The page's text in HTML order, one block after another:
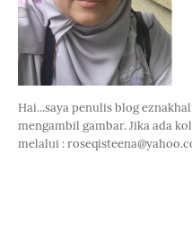
Hai...saya penulis blog
mengambil gambar. Jika ada
melalui :